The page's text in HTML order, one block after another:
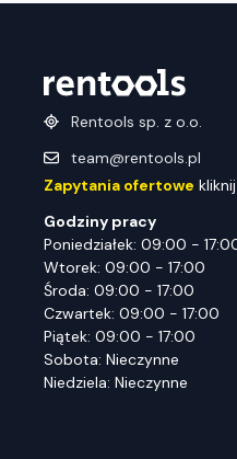
Rentools sp. z o.o.
team@rentools.pl
Zapytania ofertowe
Godziny pracy
Poniedziałek: 09:00 -
Wtorek: 09:00 - 17:00
Środa: 09:00 - 17:00
Czwartek: 09:00 - 17:00
Piątek: 09:00 - 17:00
Sobota: Nieczynne
Niedziela: Nieczynne